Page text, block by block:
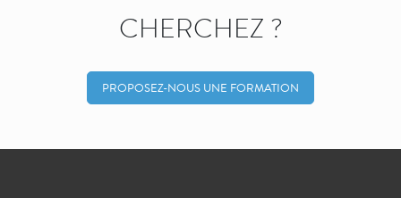
CHERCHEZ ?
PROPOSEZ-NOUS UNE FORMATION